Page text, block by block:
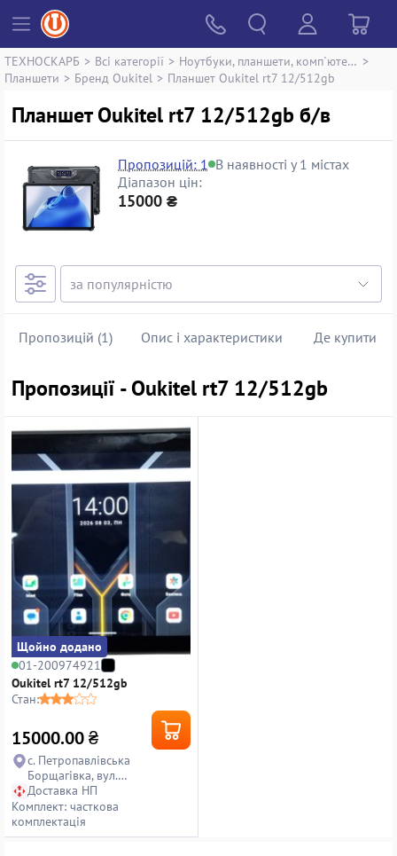
ТЕХНОСКАРБ > Всі категорії > Ноутбуки, планшети, комп`ютери >
Планшети > Бренд Oukitel > Планшет Oukitel rt7 12/512gb
Планшет Oukitel rt7 12/512gb б/в
Пропозицій: 1 В наявності у 1 містах
Діапазон цін:
15000 ₴
Пропозицій (1) Опис і характеристики Де купити
Пропозиції - Oukitel rt7 12/512gb
Щойно додано
01-200974921
Oukitel rt7 12/512gb
Стан:
15000.00₴
с. Петропавлівська
Борщагівка, вул.
Петропавлівська, 14
Доставка НП
Комплект: часткова
комплектація